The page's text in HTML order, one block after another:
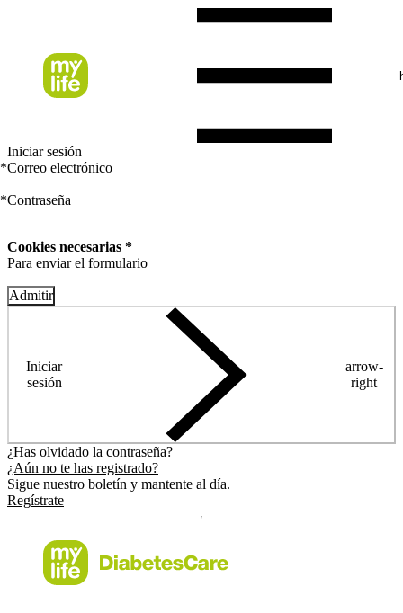
Iniciar sesión
*Correo electrónico
*Contraseña
Cookies necesarias *
Para enviar el formulario
Admitir
Iniciar
sesión
arrow-
right
¿Has olvidado la contraseña?
¿Aún no te has registrado?
Sigue nuestro boletín y mantente al día.
Regístrate